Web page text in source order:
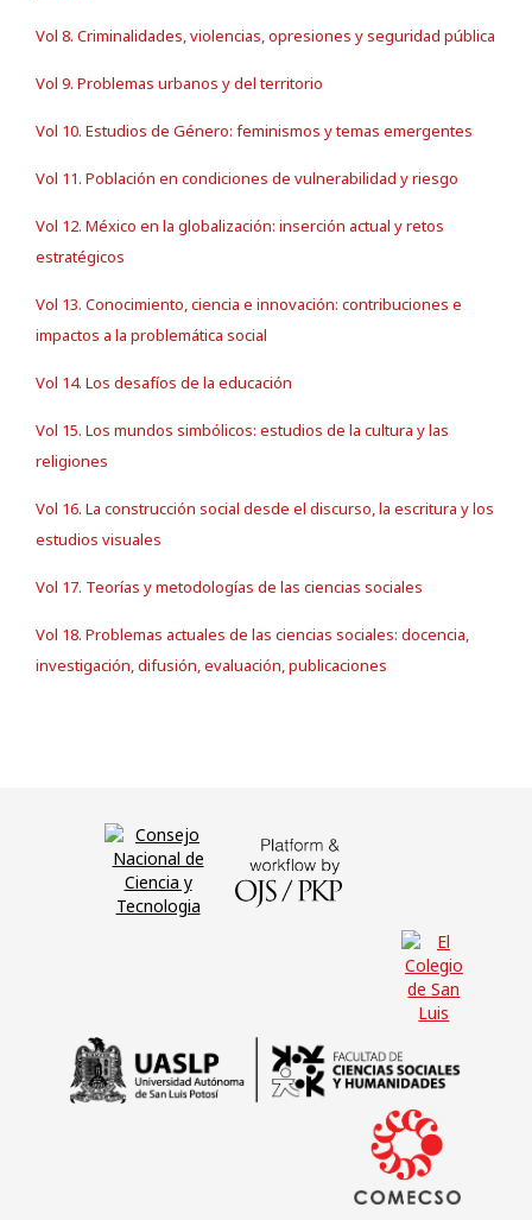
Vol 8. Criminalidades, violencias, opresiones y seguridad pública
Vol 9. Problemas urbanos y del territorio
Vol 10. Estudios de Género: feminismos y temas emergentes
Vol 11. Población en condiciones de vulnerabilidad y riesgo
Vol 12. México en la globalización: inserción actual y retos
estratégicos
Vol 13. Conocimiento, ciencia e innovación: contribuciones e
impactos a la problemática social
Vol 14. Los desafíos de la educación
Vol 15. Los mundos simbólicos: estudios de la cultura y las
religiones
Vol 16. La construcción social desde el discurso, la escritura y los
estudios visuales
Vol 17. Teorías y metodologías de las ciencias sociales
Vol 18. Problemas actuales de las ciencias sociales: docencia,
investigación, difusión, evaluación, publicaciones